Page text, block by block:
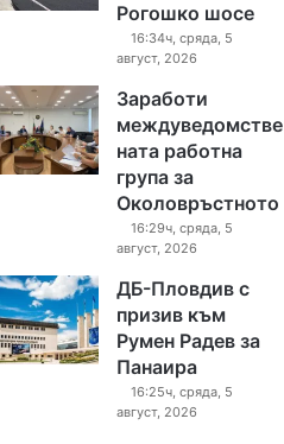
Рогошко шосе
16:34ч, сряда, 5
август, 2026
Заработи
междуведомстве
ната работна
група за
Околовръстното
16:29ч, сряда, 5
август, 2026
ДБ-Пловдив с
призив към
Румен Радев за
Панаира
16:25ч, сряда, 5
август, 2026